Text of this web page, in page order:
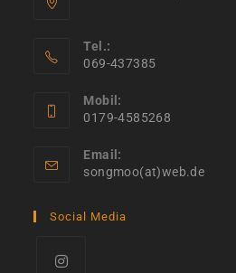
Tel.:
069-437385
Mobil:
0179-4585268
Email:
songmoo(at)web.deOpens
Social Media